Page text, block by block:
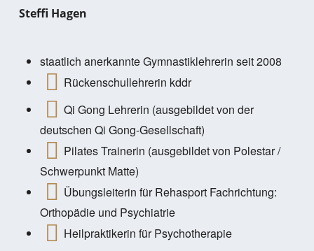
Steffi Hagen
staatlich anerkannte Gymnastiklehrerin seit 2008
Rückenschullehrerin kddr
Qi Gong Lehrerin (ausgebildet von der
deutschen Qi Gong-Gesellschaft)
Pilates Trainerin (ausgebildet von Polestar /
Schwerpunkt Matte)
Übungsleiterin für Rehasport Fachrichtung:
Orthopädie und Psychiatrie
Heilpraktikerin für Psychotherapie